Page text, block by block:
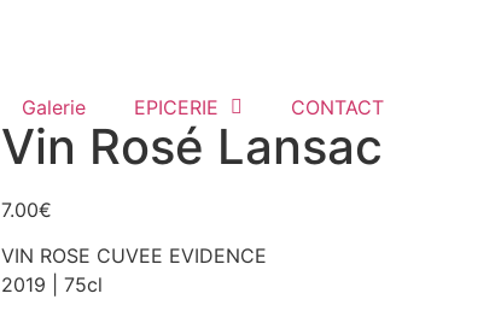
Galerie EPICERIE CONTACT
Vin Rosé Lansac
7.00€
VIN ROSE CUVEE EVIDENCE
2019 | 75cl